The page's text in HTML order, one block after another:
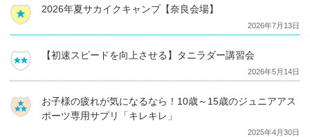
2026年夏サカイクキャンプ【奈良会場】
2026年7月13日
【初速スピードを向上させる】タニラダー講習会
2026年5月14日
お子様の疲れが気になるなら！10歳～15歳のジュニアアス
ポーツ専用サプリ「キレキレ」
2025年4月30日